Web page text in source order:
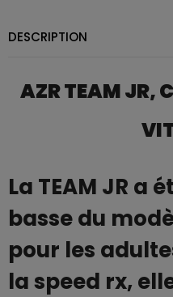
DESCRIPTION
AZR TEAM JR,
La TEAM JR a
basse du
pour les
la speed rx,